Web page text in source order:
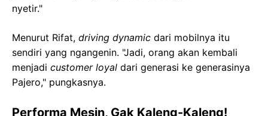
nyetir."
Menurut Rifat, driving dynamic dari mobilnya itu
sendiri yang ngangenin. "Jadi, orang akan kembali
menjadi customer loyal dari generasi ke generasinya
Pajero," pungkasnya.
Performa Mesin, Gak Kaleng-Kaleng!